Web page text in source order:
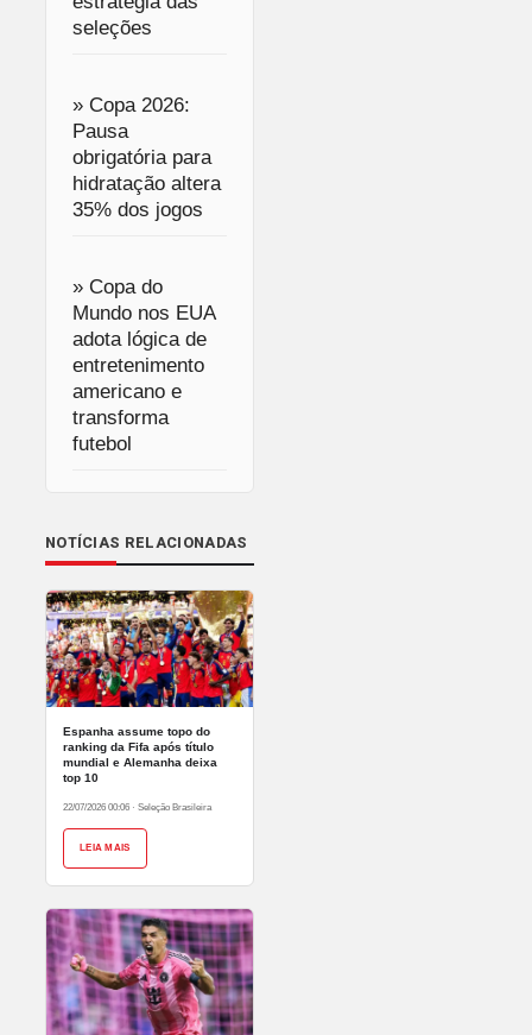
seleções
» Copa 2026:
Pausa
obrigatória para
hidratação altera
35% dos jogos
» Copa do
Mundo nos EUA
adota lógica de
entretenimento
americano e
transforma
futebol
NOTÍCIAS RELACIONADAS
Espanha assume topo do
ranking da Fifa após título
mundial e Alemanha deixa
top 10
22/07/2026 00:06 · Seleção Brasileira
LEIA MAIS